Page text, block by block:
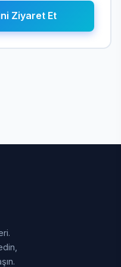
Ziyaret Et